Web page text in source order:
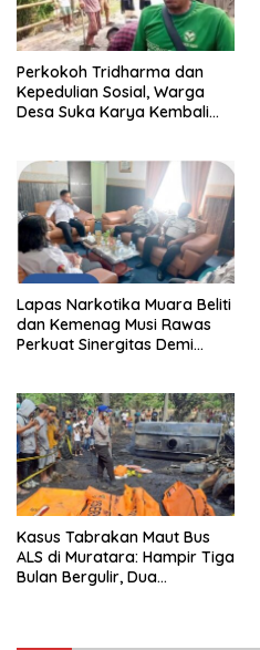
Perkokoh Tridharma dan
Kepedulian Sosial, Warga
Desa Suka Karya Kembali
Lapas Narkotika Muara Beliti
dan Kemenag Musi Rawas
Perkuat Sinergitas Demi
Kasus Tabrakan Maut Bus
ALS di Muratara: Hampir Tiga
Bulan Bergulir, Dua